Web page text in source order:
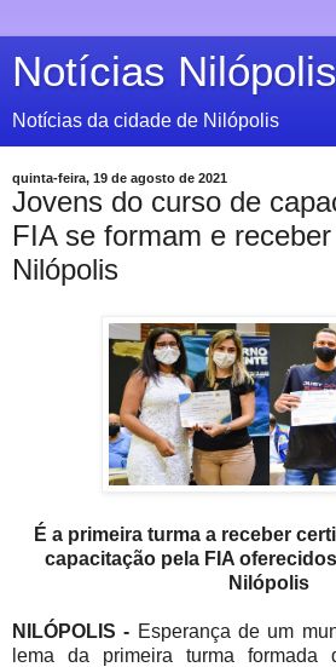
Notícias Nilópolis
Notícias da cidade de Nilópolis
quinta-feira, 19 de agosto de 2021
Jovens do curso de
FIA se formam e
Nilópolis
É a primeira turma a receber
capacitação pela FIA
Nilópolis
NILÓPOLIS - Esperança de um
lema da primeira turma formada